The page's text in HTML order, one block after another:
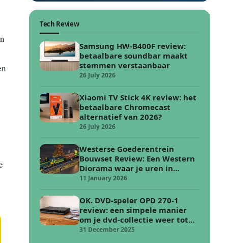
Tech Review
Samsung HW-B400F review:
betaalbare soundbar maakt
stemmen verstaanbaar
26 July 2026
Xiaomi TV Stick 4K review: het
betaalbare Chromecast
alternatief van 2026?
26 July 2026
Westerse Goederentrein
Bouwset Review: Een Western
Diorama waar je uren in
verdwijnt
11 January 2026
OK. DVD-speler OPD 270-1
review: een simpele manier
om je dvd-collectie weer tot
leven te wekken
31 December 2025